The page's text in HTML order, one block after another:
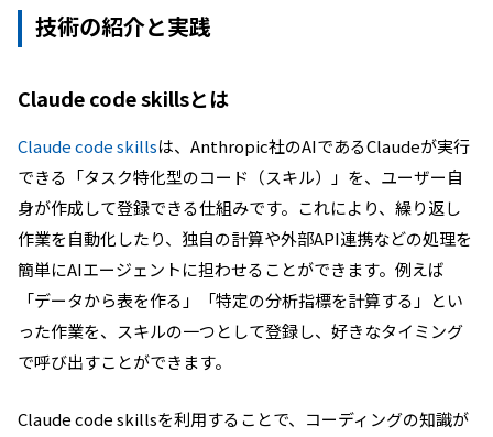
技術の紹介と実践
Claude code skillsとは
Claude code skillsは、Anthropic社のAIであるClaudeが実行
できる「タスク特化型のコード（スキル）」を、ユーザー自
身が作成して登録できる仕組みです。これにより、繰り返し
作業を自動化したり、独自の計算や外部API連携などの処理を
簡単にAIエージェントに担わせることができます。例えば
「データから表を作る」「特定の分析指標を計算する」とい
った作業を、スキルの一つとして登録し、好きなタイミング
で呼び出すことができます。
Claude code skillsを利用することで、コーディングの知識が